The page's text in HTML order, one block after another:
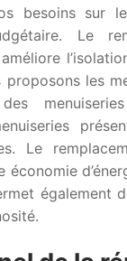
besoins sur
Le
proposons les
Le
également